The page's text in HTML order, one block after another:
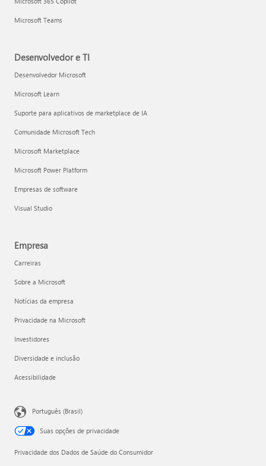
Microsoft Teams
Desenvolvedor e TI
Desenvolvedor Microsoft
Microsoft Learn
Suporte para aplicativos de marketplace de IA
Comunidade Microsoft Tech
Microsoft Marketplace
Microsoft Power Platform
Empresas de software
Visual Studio
Empresa
Carreiras
Sobre a Microsoft
Notícias da empresa
Privacidade na Microsoft
Investidores
Diversidade e inclusão
Acessibilidade
Português (Brasil)
Suas opções de privacidade
Privacidade dos Dados de Saúde do Consumidor